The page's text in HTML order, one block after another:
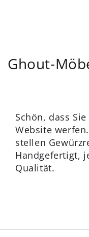
Ghout-
Schön, dass
Website
stellen
Handgefertigt,
Qualität.